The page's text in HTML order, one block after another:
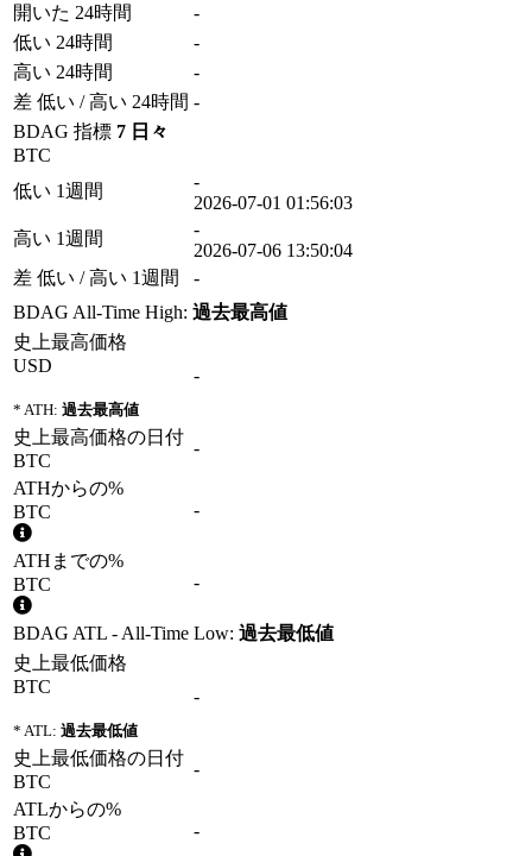
開いた 24時間
-
低い 24時間
-
高い 24時間
-
差 低い / 高い 24時間 -
BDAG 指標 7 日々
BTC
低い 1週間
-
2026-07-01 01:56:03
高い 1週間
-
2026-07-06 13:50:04
差 低い / 高い 1週間
-
BDAG All-Time High: 過去最高値
史上最高価格
USD
* ATH: 過去最高値
-
史上最高価格の日付
BTC
-
ATHからの%
BTC
-
ATHまでの%
BTC
-
BDAG ATL - All-Time Low: 過去最低値
史上最低価格
BTC
* ATL: 過去最低値
-
史上最低価格の日付
BTC
-
ATLからの%
BTC
-